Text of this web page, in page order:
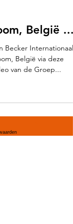
België ...
Becker Internationaal
België via deze
van de Groep...